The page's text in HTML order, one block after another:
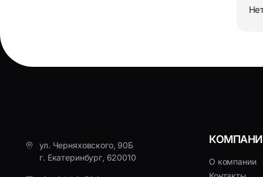
ул. Черняховского, 90Б
г. Екатеринбург, 620010
О компании